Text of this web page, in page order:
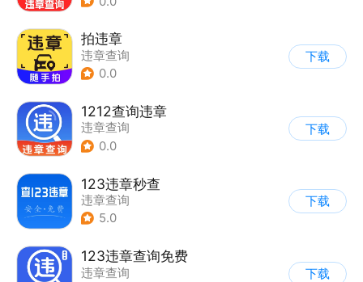
拍违章
违章查询
0.0
下载
1212查询违章
违章查询
0.0
下载
123违章秒查
违章查询
5.0
下载
123违章查询免费
违章查询
下载